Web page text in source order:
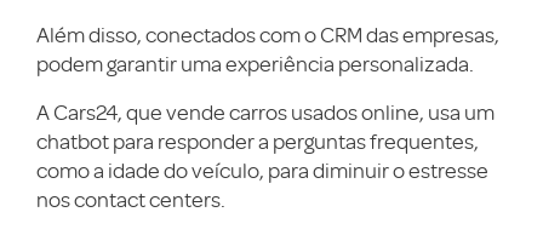
Além disso, conectados com o CRM das empresas,
podem garantir uma experiência personalizada.
A Cars24, que vende carros usados online, usa um
chatbot para responder a perguntas frequentes,
como a idade do veículo, para diminuir o estresse
nos contact centers.